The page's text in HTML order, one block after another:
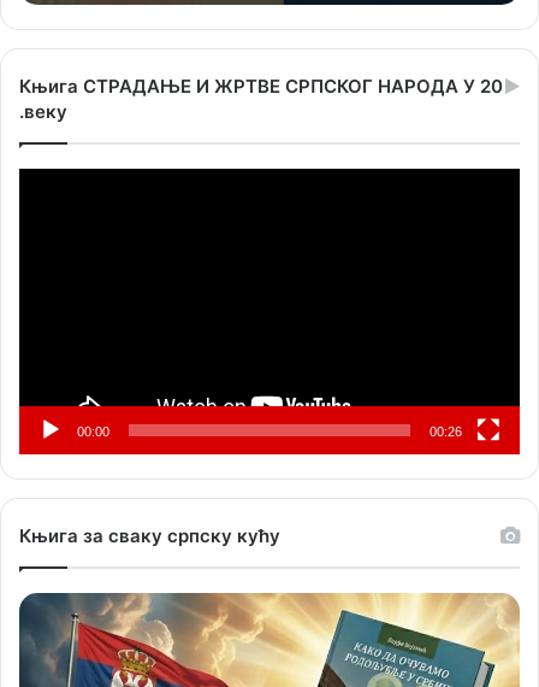
Књига СТРАДАЊЕ И ЖРТВЕ СРПСКОГ НАРОДА У 20
.веку
00:00 00:26
Књига за сваку српску кућу